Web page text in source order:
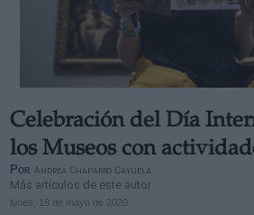
Celebración del Día
los Museos con
Por Andrea Chaparro Cayuela
Más artículos de este autor
lunes, 18 de mayo de 2020